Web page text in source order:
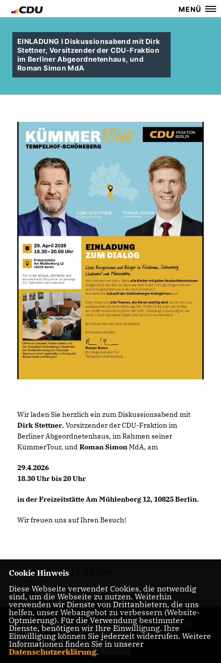
MENÜ
EINLADUNG I Diskussionsabend mit Dirk
Stettner, Vorsitzender der CDU-Fraktion
im Berliner Abgeordnetenhaus, und
Roman Simon MdA
Wir laden Sie herzlich ein zum Diskussionsabend mit
Dirk Stettner, Vorsitzender der CDU-Fraktion im
Berliner Abgeordnetenhaus, im Rahmen seiner
KümmerTour, und Roman SimonMdA, am
29.4.2026
18.30 Uhr bis 20 Uhr
in der Freizeitstätte Am Mühlenberg 12, 10825 Berlin.
Wir freuen uns auf Ihren Besuch!
27.03.2026, 11:14 Uhr
Internetseite der
CDU Friedenau
Cookie Hinweis
Diese Webseite verwendet Cookies, die notwendig
sind, um die Webseite zu nutzen. Weiterhin
verwenden wir Dienste von Drittanbietern, die uns
helfen, unser Webangebot zu verbessern (Website-
Optmierung). Für die Verwendung bestimmter
Dienste, benötigen wir Ihre Einwilligung. Ihre
Einwilligung können Sie jederzeit widerrufen. Weitere
Informationen finden Sie in unserer
Datenschutzerklärung.